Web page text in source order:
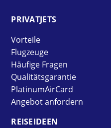
PRIVAT­JETS
Vorteile
Flugzeuge
Häufige Fragen
Qualitätsgarantie
PlatinumAirCard
Angebot anfordern
REISE­IDEEN